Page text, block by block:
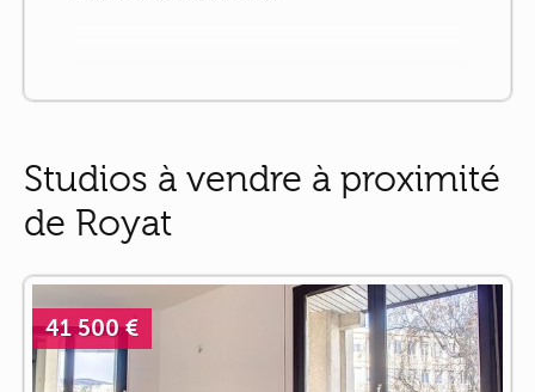
Studios à vendre à proximité
de Royat
41 500 €